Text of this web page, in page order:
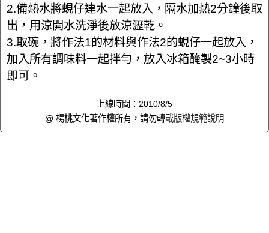
2.備熱水將蜆仔連水一起放入，隔水加熱2分鐘後取
出，用涼開水洗淨後放涼瀝乾。
3.取碗，將作法1的材料與作法2的蜆仔一起放入，
加入所有調味料一起拌勻，放入冰箱醃製2~3小時
即可。
上線時間：2010/8/5
@ 楊桃文化著作權所有，請勿轉載版權規範說明